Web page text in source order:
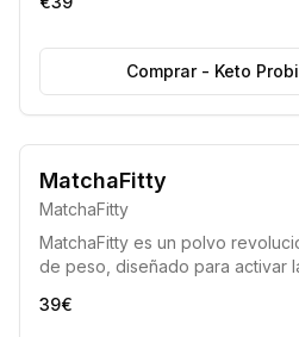
Comprar- Keto
Bestseller 2025-2026
Eficiencia demostrada por los
MatchaFitty
MatchaFitty
MatchaFitty es un polvo
de peso, diseñado para activar
siguiendo los principios de la
39€